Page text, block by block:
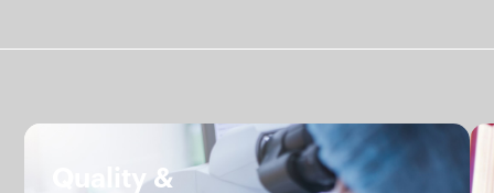
Servizi.
Quality &